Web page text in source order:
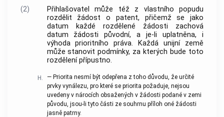
(2)
Přihlašovatel může též z vlastního popudu
rozdělit žádost o patent, přičemž se jako
datum každé rozdělené žádosti zachová
datum žádosti původní, a je-li uplatněna, i
výhoda prioritního práva. Každá unijní země
může stanovit podmínky, za kterých bude toto
rozdělení přípustno.
H.
— Priorita nesmí být odepřena z toho důvodu, že určité
prvky vynálezu, pro které se priorita požaduje, nejsou
uvedeny v nárocích obsažených v žádosti podané v zemi
původu, jsou-li tyto části ze souhrnu příloh oné žádosti
jasně patrny.